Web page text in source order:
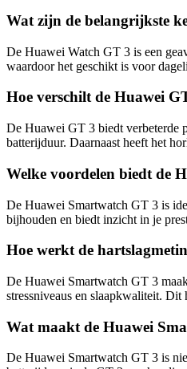
Wat zijn de belangrijkste
De Huawei Watch GT 3 is een
waardoor het geschikt is voor
Hoe verschilt de Huawei
De Huawei GT 3 biedt verbeterde
batterijduur. Daarnaast heeft het
Welke voordelen biedt de
De Huawei Smartwatch GT 3 is
bijhouden en biedt inzicht in je
Hoe werkt de
De Huawei Smartwatch GT 3
stressniveaus en slaapkwaliteit. Dit
Wat maakt de Huawei
De Huawei Smartwatch GT 3 is